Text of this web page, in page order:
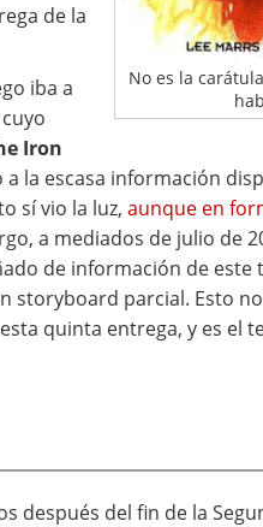
No es la
de la
iba a
Iron
a la escasa información
sí vio la luz, aunque en
a mediados de julio de
de información de este
storyboard parcial. Esto
quinta entrega, y es el
después del fin de la